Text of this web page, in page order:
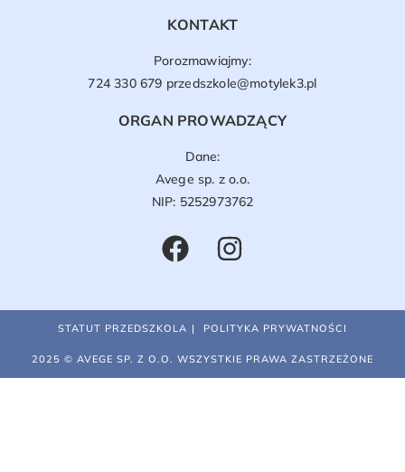
KONTAKT
Porozmawiajmy:
724 330 679 przedszkole@motylek3.pl
ORGAN PROWADZĄCY
Dane:
Avege sp. z o.o.
NIP: 5252973762
STATUT PRZEDSZKOLA POLITYKA PRYWATNOŚCI
2025 © AVEGE SP. Z O.O. WSZYSTKIE PRAWA ZASTRZEŻONE